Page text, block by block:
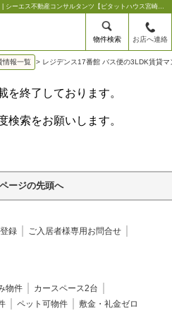
レジデンス17番館バス便の3LDK賃貸マンション | シーエス不動産コンサルタンツ【ピタットハウス宮崎店】
物件検索 お店へ連絡
情報一覧 > レジデンス17番館 バス便の3LDK賃貸マ
を終了しております。
検索をお願いします。
ージの先頭へ
録
ご入居者様専用お問合せ
物件
カースペース2台
ペット可物件 敷金・礼金ゼロ